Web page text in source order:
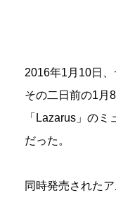
2016年1月10日、
その二日前の1月
「Lazarus」の
だった。
同時発売された